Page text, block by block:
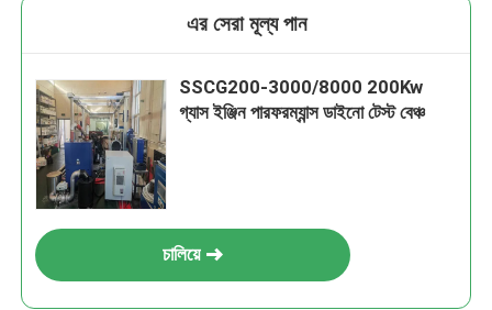
এর সেরা মূল্য পান
SSCG200-3000/8000 200Kw
গ্যাস ইঞ্জিন পারফরম্যান্স ডাইনো টেস্ট বেঞ্চ
চালিয়ে